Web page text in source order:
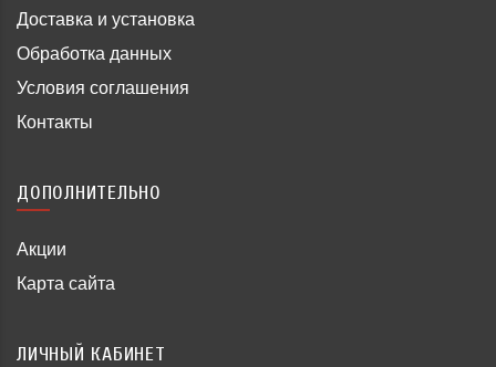
Доставка и установка
Обработка данных
Условия соглашения
Контакты
ДОПОЛНИТЕЛЬНО
Акции
Карта сайта
ЛИЧНЫЙ КАБИНЕТ